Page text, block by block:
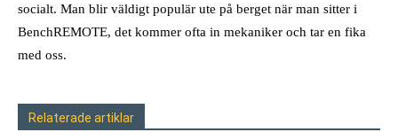
socialt. Man blir väldigt populär ute på berget när man sitter i
BenchREMOTE, det kommer ofta in mekaniker och tar en fika
med oss.
Relaterade artiklar